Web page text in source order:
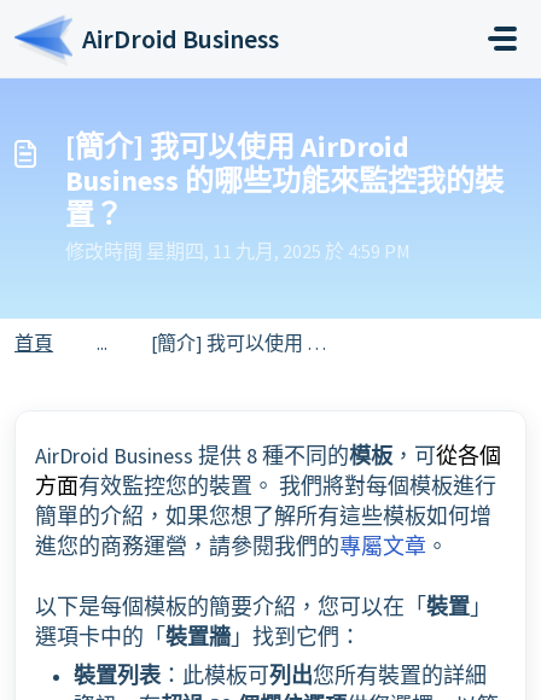
略過至主要內容
AirDroid Business
[簡介] 我可以使用 AirDroid
Business 的哪些功能來監控我的裝
置？
修改時間 星期四, 11 九月, 2025 於 4:59 PM
首頁 ... [簡介] 我可以使用 AirDroid Business 的哪些功能來監控我的裝置？
AirDroid Business 提供 8 種不同的模板 ，可從各個
方面有效監控您的裝置。 我們將對每個模板進行
簡單的介紹，如果您想了解所有這些模板如何增
進您的商務運營，請參閱我們的專屬文章 。
以下是每個模板的簡要介紹，您可以在「裝置 」
選項卡中的「裝置牆 」找到它們：
裝置列表：此模板可 列出您所有裝置的詳細